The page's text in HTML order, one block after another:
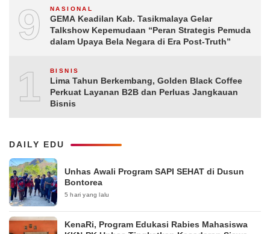
9 NASIONAL
GEMA Keadilan Kab. Tasikmalaya Gelar
Talkshow Kepemudaan “Peran Strategis Pemuda
dalam Upaya Bela Negara di Era Post-Truth”
10BISNIS
Lima Tahun Berkembang, Golden Black Coffee
Perkuat Layanan B2B dan Perluas Jangkauan
Bisnis
DAILY EDU
Unhas Awali Program SAPI SEHAT di Dusun
Bontorea
5 hari yang lalu
KenaRi, Program Edukasi Rabies Mahasiswa